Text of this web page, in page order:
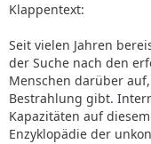
Klappentext:
Seit vielen Jahren
der Suche nach den
Menschen darüber
Bestrahlung gibt.
Kapazitäten auf
Enzyklopädie der